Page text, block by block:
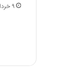
۹ خرداد ۱۳۹۶